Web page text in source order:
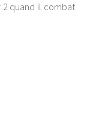
2 quand il combat